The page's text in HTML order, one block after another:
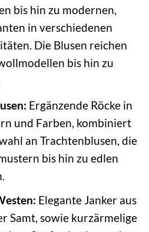
bis hin zu modernen,
in verschiedenen
Die Blusen reichen
bis hin zu
Ergänzende Röcke in
und Farben, kombiniert
an Trachtenblusen, die
bis hin zu edlen
Elegante Janker aus
Samt, sowie kurzärmelige